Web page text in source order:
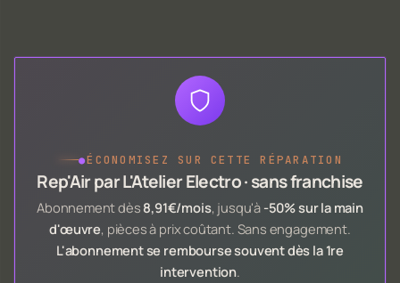
●ÉCONOMISEZ SUR CETTE RÉPARATION
Rep'Air par L'Atelier Electro · sans franchise
Abonnement dès 8,91€/mois, jusqu'à -50% sur la main
d'œuvre, pièces à prix coûtant. Sans engagement.
L'abonnement se rembourse souvent dès la 1re
intervention.